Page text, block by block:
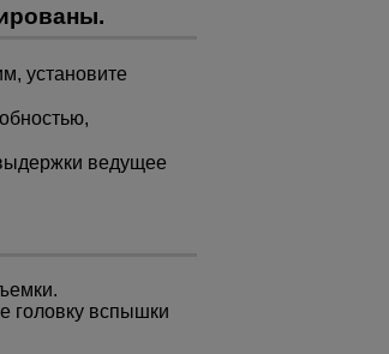
установите
ведущее
головку вспышки